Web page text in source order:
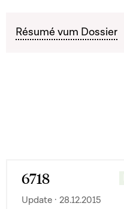
Résumé vum Dossier
6718
Update · 28.12.2015